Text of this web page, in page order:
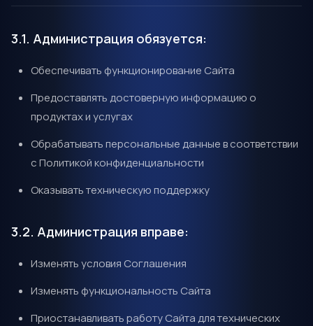
3.1. Администрация обязуется:
Обеспечивать функционирование Сайта
Предоставлять достоверную информацию о
продуктах и услугах
Обрабатывать персональные данные в соответствии
с Политикой конфиденциальности
Оказывать техническую поддержку
3.2. Администрация вправе:
Изменять условия Соглашения
Изменять функциональность Сайта
Приостанавливать работу Сайта для технических